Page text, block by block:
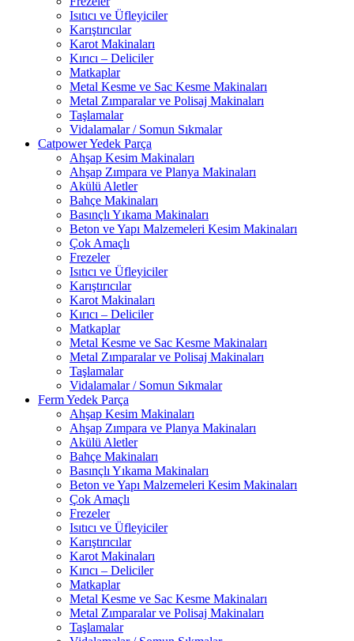
Isıtıcı ve Üfleyiciler
Karıştırıcılar
Karot Makinaları
Kırıcı – Deliciler
Matkaplar
Metal Kesme ve Sac Kesme Makinaları
Metal Zımparalar ve Polisaj Makinaları
Taşlamalar
Vidalamalar / Somun Sıkmalar
Catpower Yedek Parça
Ahşap Kesim Makinaları
Ahşap Zımpara ve Planya Makinaları
Akülü Aletler
Bahçe Makinaları
Basınçlı Yıkama Makinaları
Beton ve Yapı Malzemeleri Kesim Makinaları
Çok Amaçlı
Frezeler
Isıtıcı ve Üfleyiciler
Karıştırıcılar
Karot Makinaları
Kırıcı – Deliciler
Matkaplar
Metal Kesme ve Sac Kesme Makinaları
Metal Zımparalar ve Polisaj Makinaları
Taşlamalar
Vidalamalar / Somun Sıkmalar
Ferm Yedek Parça
Ahşap Kesim Makinaları
Ahşap Zımpara ve Planya Makinaları
Akülü Aletler
Bahçe Makinaları
Basınçlı Yıkama Makinaları
Beton ve Yapı Malzemeleri Kesim Makinaları
Çok Amaçlı
Frezeler
Isıtıcı ve Üfleyiciler
Karıştırıcılar
Karot Makinaları
Kırıcı – Deliciler
Matkaplar
Metal Kesme ve Sac Kesme Makinaları
Metal Zımparalar ve Polisaj Makinaları
Taşlamalar